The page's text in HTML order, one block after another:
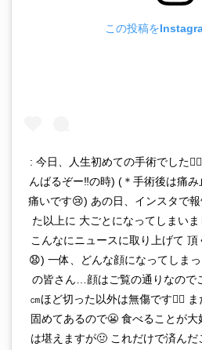
この投稿を
: 今日、人生初めての手術でした
んばるぞー‼︎の時) (＊手術後は痛
痛いです😢) あの日、インスタで
た以上に 大ごとになってしまい
こんなにニュースに取り上げて
😧) 一体、どんな顔になってしま
の皆さん…顔はご覧の通りなので
㎝ほど切った以外は無傷です✌🏻
固めてあるので😬 食べることが
は堪えますが🤢 これだけで済ん